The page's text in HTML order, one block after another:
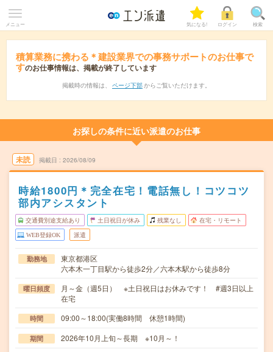
メニュー 気になる! ログイン 検索
積算業務に携わる＊建設業界での事務サポートのお仕事で
すのお仕事情報は、掲載が終了しています
掲載時の情報は、 ページ下部 からご覧いただけます。
お探しの条件に近い派遣のお仕事
未読 掲載日 2026/08/09
時給1800円＊完全在宅！電話無し！コツコツ
部内アシスタント
交通費別途支給あり 土日祝日が休み 残業なし 在宅・リモート
WEB登録OK 派遣
勤務地
東京都港区
六本木一丁目駅から徒歩2分／六本木駅から徒歩8分
曜日頻度
月～金（週5日） ※土日祝日はお休みです！ #週3日以上
在宅
時間 09:00～18:00(実働8時間 休憩1時間)
期間 2026年10月上旬～長期 ※10月～！